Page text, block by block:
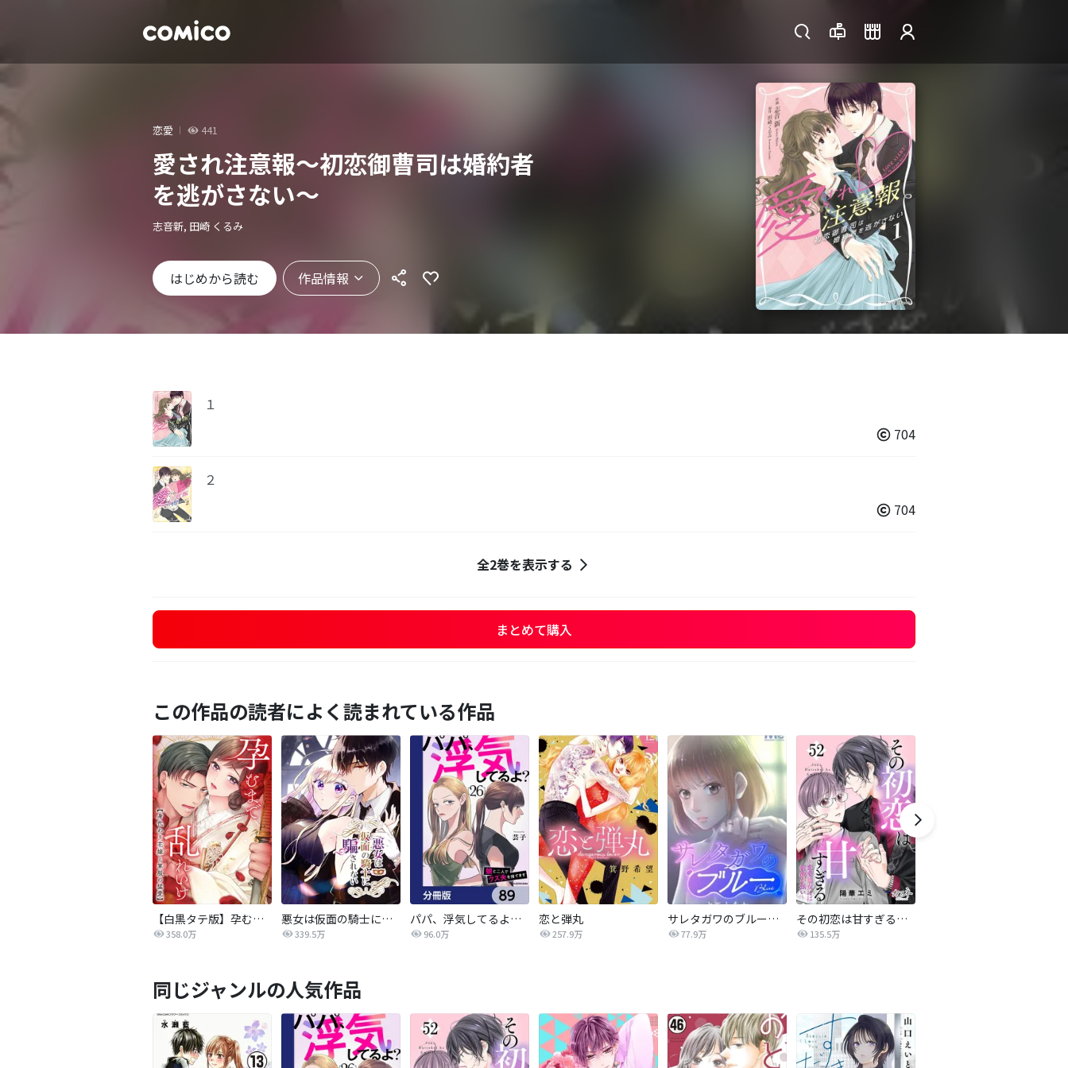
恋愛 441
愛され注意報～初恋御曹司は婚約者
を逃がさない～
志音新, 田崎 くるみ
はじめから読む 作品情報
１
704
２
704
全2巻を表示する
まとめて購入
この作品の読者によく読まれている作品
【白黒タテ版】孕むまで乱れいけ～身代わり花嫁と軍服の猛愛
358.0万
悪女は仮面の騎士に騙されない
339.5万
パパ、浮気してるよ？娘と二人でクズ夫を捨てます【分冊版】
96.0万
恋と弾丸
257.9万
サレタガワのブルー【タテヨミ】
77.9万
その初恋は甘すぎる～恋愛処女には刺激が強い～
135.5万
同じジャンルの人気作品